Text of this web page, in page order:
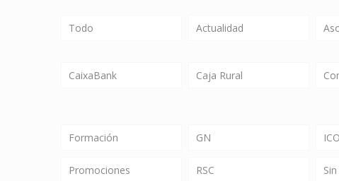
Todo Actualidad
CaixaBank Caja Rural
Formación GN ICO
Promociones RSC